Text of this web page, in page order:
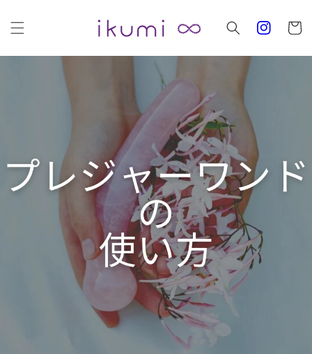
進む
ー